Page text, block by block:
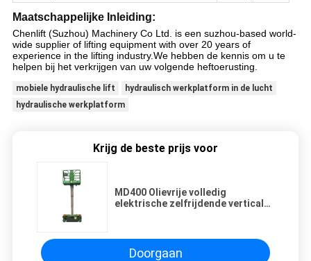
Maatschappelijke Inleiding:
Chenlift (Suzhou) Machinery Co Ltd. is een suzhou-based world-
wide supplier of lifting equipment with over 20 years of
experience in the lifting industry.We hebben de kennis om u te
helpen bij het verkrijgen van uw volgende heftoerusting.
mobiele hydraulische lift
hydraulisch werkplatform in de lucht
hydraulische werkplatform
Krijg de beste prijs voor
MD400 Olievrije volledig
elektrische zelfrijdende verticale
Doorgaan